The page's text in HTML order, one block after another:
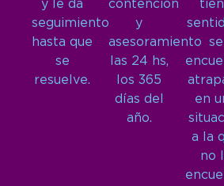
y le da
seguimiento
hasta que
se
resuelve.
contención
y
asesoramiento
las 24 hs,
los 365
días del
año.
se
en
a la
no